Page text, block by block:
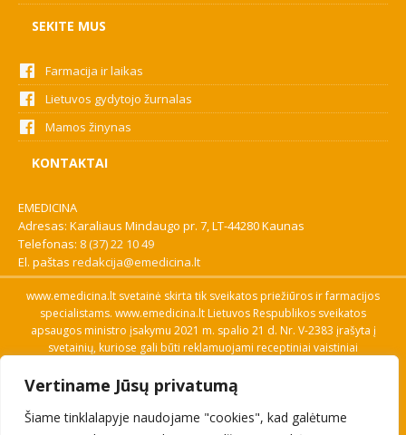
Vertiname Jūsų privatumą
Šiame tinklalapyje naudojame "cookies", kad galėtume
SEKITE MUS
Farmacija ir laikas
Lietuvos gydytojo žurnalas
Mamos žinynas
KONTAKTAI
EMEDICINA
Adresas: Karaliaus Mindaugo pr. 7, LT-44280 Kaunas
Telefonas: 8 (37) 22 10 49
El. paštas redakcija@emedicina.lt
www.emedicina.lt svetainė skirta tik sveikatos priežiūros ir farmacijos
specialistams. www.emedicina.lt Lietuvos Respublikos sveikatos
apsaugos ministro įsakymu 2021 m. spalio 21 d. Nr. V-2383 įrašyta į
svetainių, kuriose gali būti reklamuojami receptiniai vaistiniai
savo profesinę kvalifikaciją. Naudingos nuorodos: Vaistų ir medicinos
pagalbos priemonių kainų paieška, VVKT tinklalapis, Sveikatos
priežiūros ar farmacijos specialisto pranešimo apie įtariamą